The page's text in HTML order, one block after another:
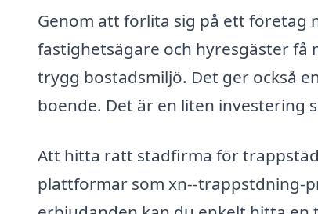
Genom att förlita sig på ett företag
fastighetsägare och hyresgäster få
trygg bostadsmiljö. Det ger också
boende. Det är en liten investering
Att hitta rätt städfirma för
plattformar som xn--trappstdning-